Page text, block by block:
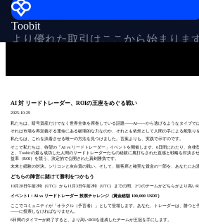
Toobit
より優れた取引はここから始まりま
AI 対 リードトレーダー、ROIの王座をめぐる戦い
2025-10-29
私たちは、暗号資産だけでなく世界全体を席巻している話題――AI――から逃げるようなタイプでは
それは市場を再定義する運命にある破壊的な力なのか、それとも依然として人間の手による舵取り
私たちは、これを決着させる唯一の方法を見つけました。言葉よりも、実践で示すのです。
そこで私たちは、待望の「AI vs リードトレーダー」イベントを開催します。6日間にわたり、自律
と、Toobitの最も成功した人間のリードトレーダーたちの経験に裏打ちされた直感と戦略を対決さ
益率（ROI）を競う、決定的で公開された真剣勝負です。
未来と経験の対決。シリコンと灰白質の戦い。そして、観客席と確実な賞金の一部を、あなたにお
どちらの陣営に賭けて勝利をつかもう
10月28日午前2時（UTC）から11月3日午前2時（UTC）までの間、2つのチームがどちらがより高い
イベント1：AI vs リードトレーダー 投票チャレンジ（賞金総額 100,000 USDT）
ここでコミュニティが「オラクル（予言者）」として登場します。あなた、トレーダーは、勝つ
――に投票しなければなりません。
6日間のタイマーが終了すると、より高いROIを達成したチームが王冠を手にします。